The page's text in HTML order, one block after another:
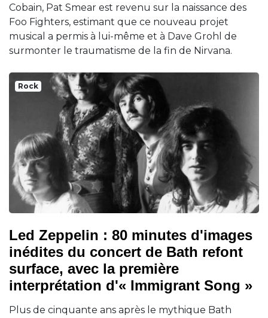
Cobain, Pat Smear est revenu sur la naissance des
Foo Fighters, estimant que ce nouveau projet
musical a permis à lui-même et à Dave Grohl de
surmonter le traumatisme de la fin de Nirvana.
Rock
Led Zeppelin : 80 minutes d'images
inédites du concert de Bath refont
surface, avec la première
interprétation d'« Immigrant Song »
Plus de cinquante ans après le mythique Bath